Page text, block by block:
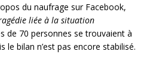
du naufrage sur Facebook,
liée à la situation
de 70 personnes se trouvaient à
le bilan n’est pas encore stabilisé.